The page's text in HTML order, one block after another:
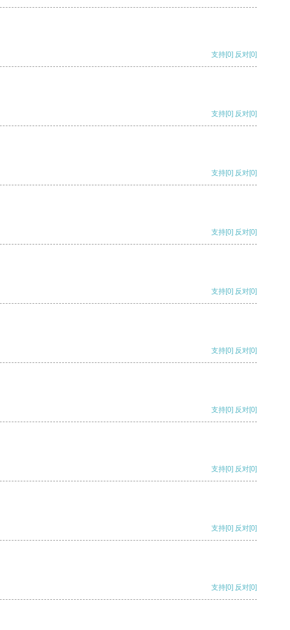
支持[0] 反对[0]
支持[0] 反对[0]
支持[0] 反对[0]
支持[0] 反对[0]
支持[0] 反对[0]
支持[0] 反对[0]
支持[0] 反对[0]
支持[0] 反对[0]
支持[0] 反对[0]
支持[0] 反对[0]